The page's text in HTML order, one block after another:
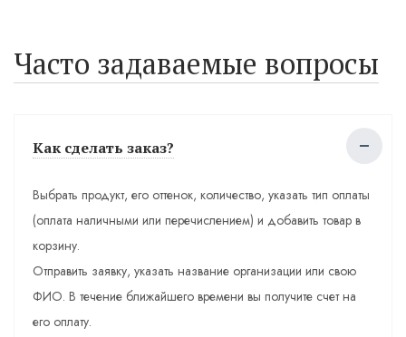
Часто задаваемые вопросы
Как сделать заказ?
Выбрать продукт, его оттенок, количество, указать тип оплаты
(оплата наличными или перечислением) и добавить товар в
корзину.
Отправить заявку, указать название организации или свою
ФИО. В течение ближайшего времени вы получите счет на
его оплату.